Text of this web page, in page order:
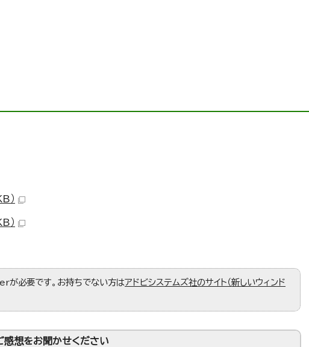
）
）
が必要です。お持ちでない方はアドビシステムズ社のサイト（新しいウィンド
感想をお聞かせください